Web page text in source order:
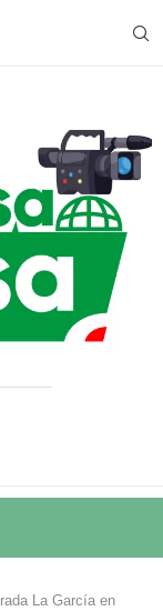
La García en